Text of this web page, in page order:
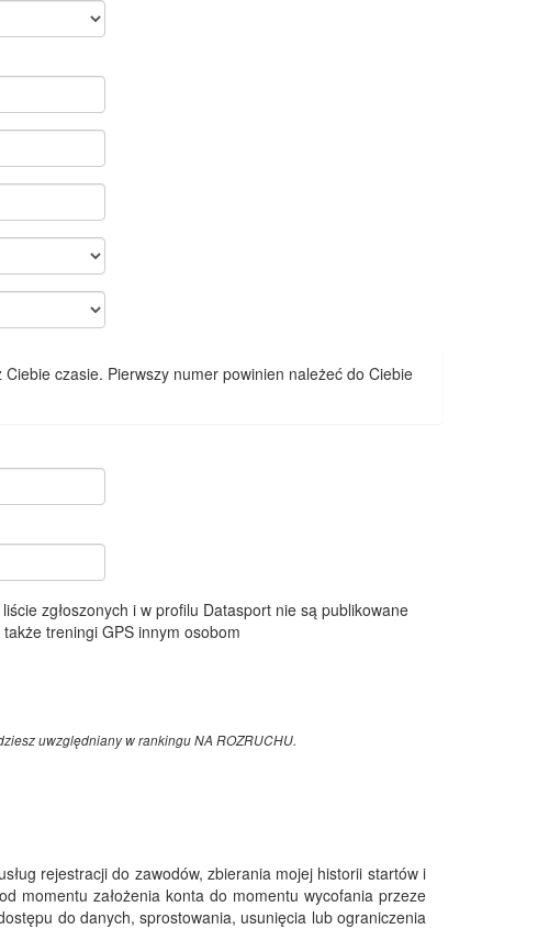
czasie. Pierwszy numer powinien należeć do Ciebie
zgłoszonych i w profilu Datasport nie są publikowane
treningi GPS innym osobom
uwzględniany w rankingu NA ROZRUCHU.
rejestracji do zawodów, zbierania mojej historii startów i
momentu założenia konta do momentu wycofania przeze
do danych, sprostowania, usunięcia lub ograniczenia